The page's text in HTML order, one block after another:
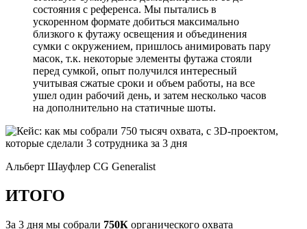
состояния с референса. Мы пытались в
ускоренном формате добиться максимально
близкого к футажу освещения и объединения
сумки с окружением, пришлось анимировать пару
масок, т.к. некоторые элементы футажа стояли
перед сумкой, опыт получился интересный
учитывая сжатые сроки и объем работы, на все
ушел один рабочий день, и затем несколько часов
на дополнительно на статичные шоты.
Альберт Шауфлер CG Generalist
ИТОГО
За 3 дня мы собрали 750К органического охвата